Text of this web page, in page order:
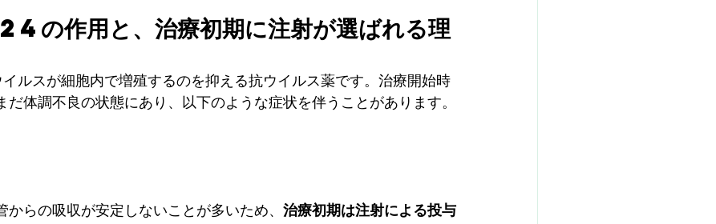
作用と、治療初期に注射が選ばれる理
ルスが細胞内で増殖するのを抑える抗ウイルス薬です。治療開始時
だ体調不良の状態にあり、以下のような症状を伴うことがあります。
からの吸収が安定しないことが多いため、 治療初期は注射による投与